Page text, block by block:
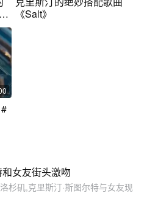
《Salt》
和女友街头激吻
杉矶,克里斯汀·斯图尔特与女友现